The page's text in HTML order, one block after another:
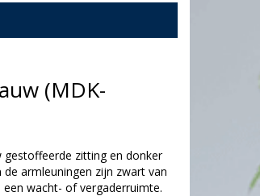
(MDK-
gestoffeerde zitting en donker
armleuningen zijn zwart van
wacht- of vergaderruimte.